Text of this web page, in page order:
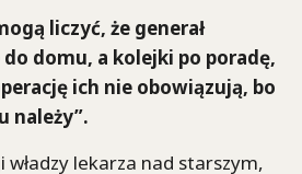
liczyć, że generał
domu, a kolejki po poradę,
ich nie obowiązują, bo
należy”.
władzy lekarza nad starszym,